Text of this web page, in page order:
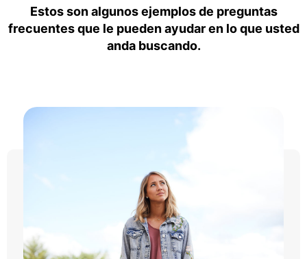
Estos son algunos ejemplos de preguntas
frecuentes que le pueden ayudar en lo que usted
anda buscando.